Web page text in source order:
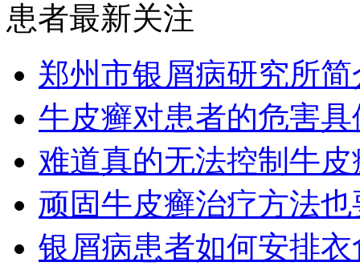
患者最新关注
郑州市银屑病研究所简
牛皮癣对患者的危害
难道真的无法控制牛
顽固牛皮癣治疗方法也
银屑病患者如何安排